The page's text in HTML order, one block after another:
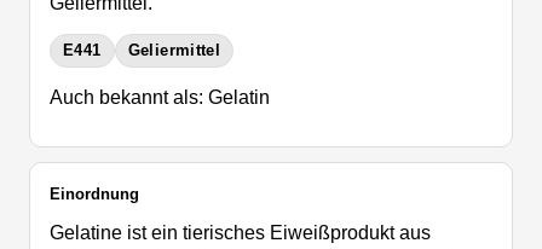
E441 Geliermittel
Auch bekannt als: Gelatin
Einordnung
Gelatine ist ein tierisches Eiweißprodukt aus